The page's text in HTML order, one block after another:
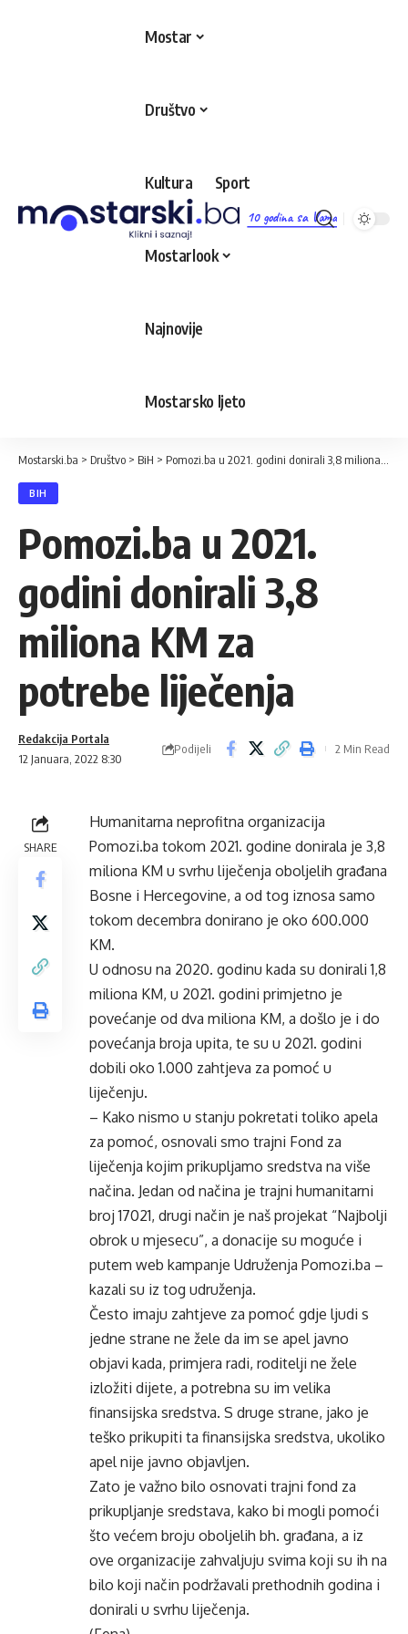
10 godina sa Vama
Mostar
Društvo
Kultura Sport
Mostarlook
Najnovije
Mostarsko ljeto
Mostarski.ba > Društvo > BiH > Pomozi.ba u 2021. godini donirali 3,8 miliona KM za potrebe liječenja
BIH
Pomozi.ba u 2021.
godini donirali 3,8
miliona KM za
potrebe liječenja
12 Januara, 2022 8:30
Redakcija Portala
Podijeli 2 Min Read
SHARE
Humanitarna neprofitna organizacija
Pomozi.ba tokom 2021. godine donirala je 3,8
miliona KM u svrhu liječenja oboljelih građana
Bosne i Hercegovine, a od tog iznosa samo
tokom decembra donirano je oko 600.000
KM.
U odnosu na 2020. godinu kada su donirali 1,8
miliona KM, u 2021. godini primjetno je
povećanje od dva miliona KM, a došlo je i do
povećanja broja upita, te su u 2021. godini
dobili oko 1.000 zahtjeva za pomoć u
liječenju.
– Kako nismo u stanju pokretati toliko apela
za pomoć, osnovali smo trajni Fond za
liječenja kojim prikupljamo sredstva na više
načina. Jedan od načina je trajni humanitarni
broj 17021, drugi način je naš projekat “Najbolji
obrok u mjesecu”, a donacije su moguće i
putem web kampanje Udruženja Pomozi.ba –
kazali su iz tog udruženja.
Često imaju zahtjeve za pomoć gdje ljudi s
jedne strane ne žele da im se apel javno
objavi kada, primjera radi, roditelji ne žele
izložiti dijete, a potrebna su im velika
finansijska sredstva. S druge strane, jako je
teško prikupiti ta finansijska sredstva, ukoliko
apel nije javno objavljen.
Zato je važno bilo osnovati trajni fond za
prikupljanje sredstava, kako bi mogli pomoći
što većem broju oboljelih bh. građana, a iz
ove organizacije zahvaljuju svima koji su ih na
bilo koji način podržavali prethodnih godina i
donirali u svrhu liječenja.